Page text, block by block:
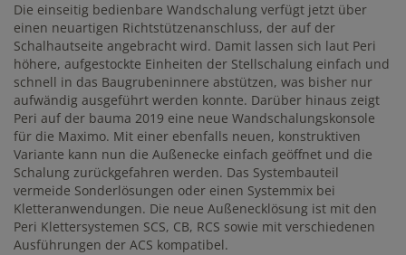
Die einseitig bedienbare Wandschalung verfügt jetzt über
einen neuartigen Richtstützenanschluss, der auf der
Schalhautseite angebracht wird. Damit lassen sich laut Peri
höhere, aufgestockte Einheiten der Stellschalung einfach und
schnell in das Baugrubeninnere abstützen, was bisher nur
aufwändig ausgeführt werden konnte. Darüber hinaus zeigt
Peri auf der bauma 2019 eine neue Wandschalungskonsole
für die Maximo. Mit einer ebenfalls neuen, konstruktiven
Variante kann nun die Außenecke einfach geöffnet und die
Schalung zurückgefahren werden. Das Systembauteil
vermeide Sonderlösungen oder einen Systemmix bei
Kletteranwendungen. Die neue Außenecklösung ist mit den
Peri Klettersystemen SCS, CB, RCS sowie mit verschiedenen
Ausführungen der ACS kompatibel.